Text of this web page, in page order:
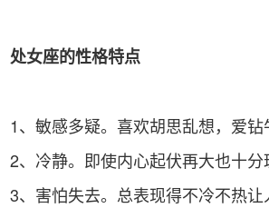
处女座的性格特点
1、敏感多疑。喜欢胡思乱想，爱钻
2、冷静。即使内心起伏再大也十分
3、害怕失去。总表现得不冷不热让